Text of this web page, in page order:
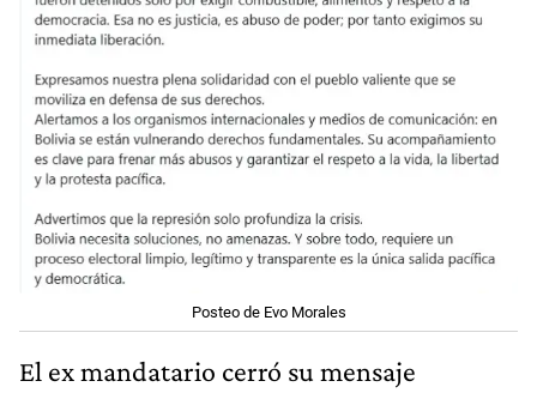
Posteo de Evo Morales
El ex mandatario cerró su mensaje